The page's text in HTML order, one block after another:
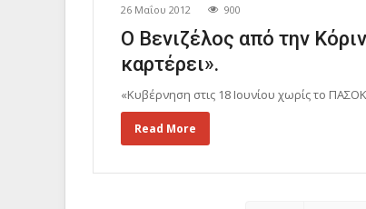
26 Μαΐου 2012 900
Ο Βενιζέλος από την
καρτέρει».
«Κυβέρνηση στις 18 Ιουνίου χωρίς το
Read More